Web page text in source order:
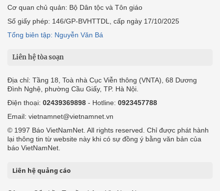
Cơ quan chủ quản: Bộ Dân tộc và Tôn giáo
Số giấy phép: 146/GP-BVHTTDL, cấp ngày 17/10/2025
Tổng biên tập: Nguyễn Văn Bá
Liên hệ tòa soạn
Địa chỉ: Tầng 18, Toà nhà Cục Viễn thông (VNTA), 68 Dương
Đình Nghệ, phường Cầu Giấy, TP. Hà Nội.
Điện thoại: 02439369898 - Hotline: 0923457788
Email: vietnamnet@vietnamnet.vn
© 1997 Báo VietNamNet. All rights reserved. Chỉ được phát hành
lại thông tin từ website này khi có sự đồng ý bằng văn bản của
báo VietNamNet.
Liên hệ quảng cáo